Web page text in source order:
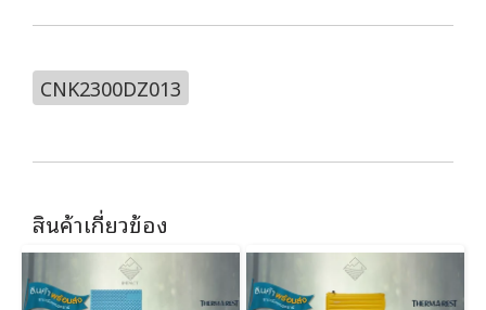
CNK2300DZ013
สินค้าเกี่ยวข้อง